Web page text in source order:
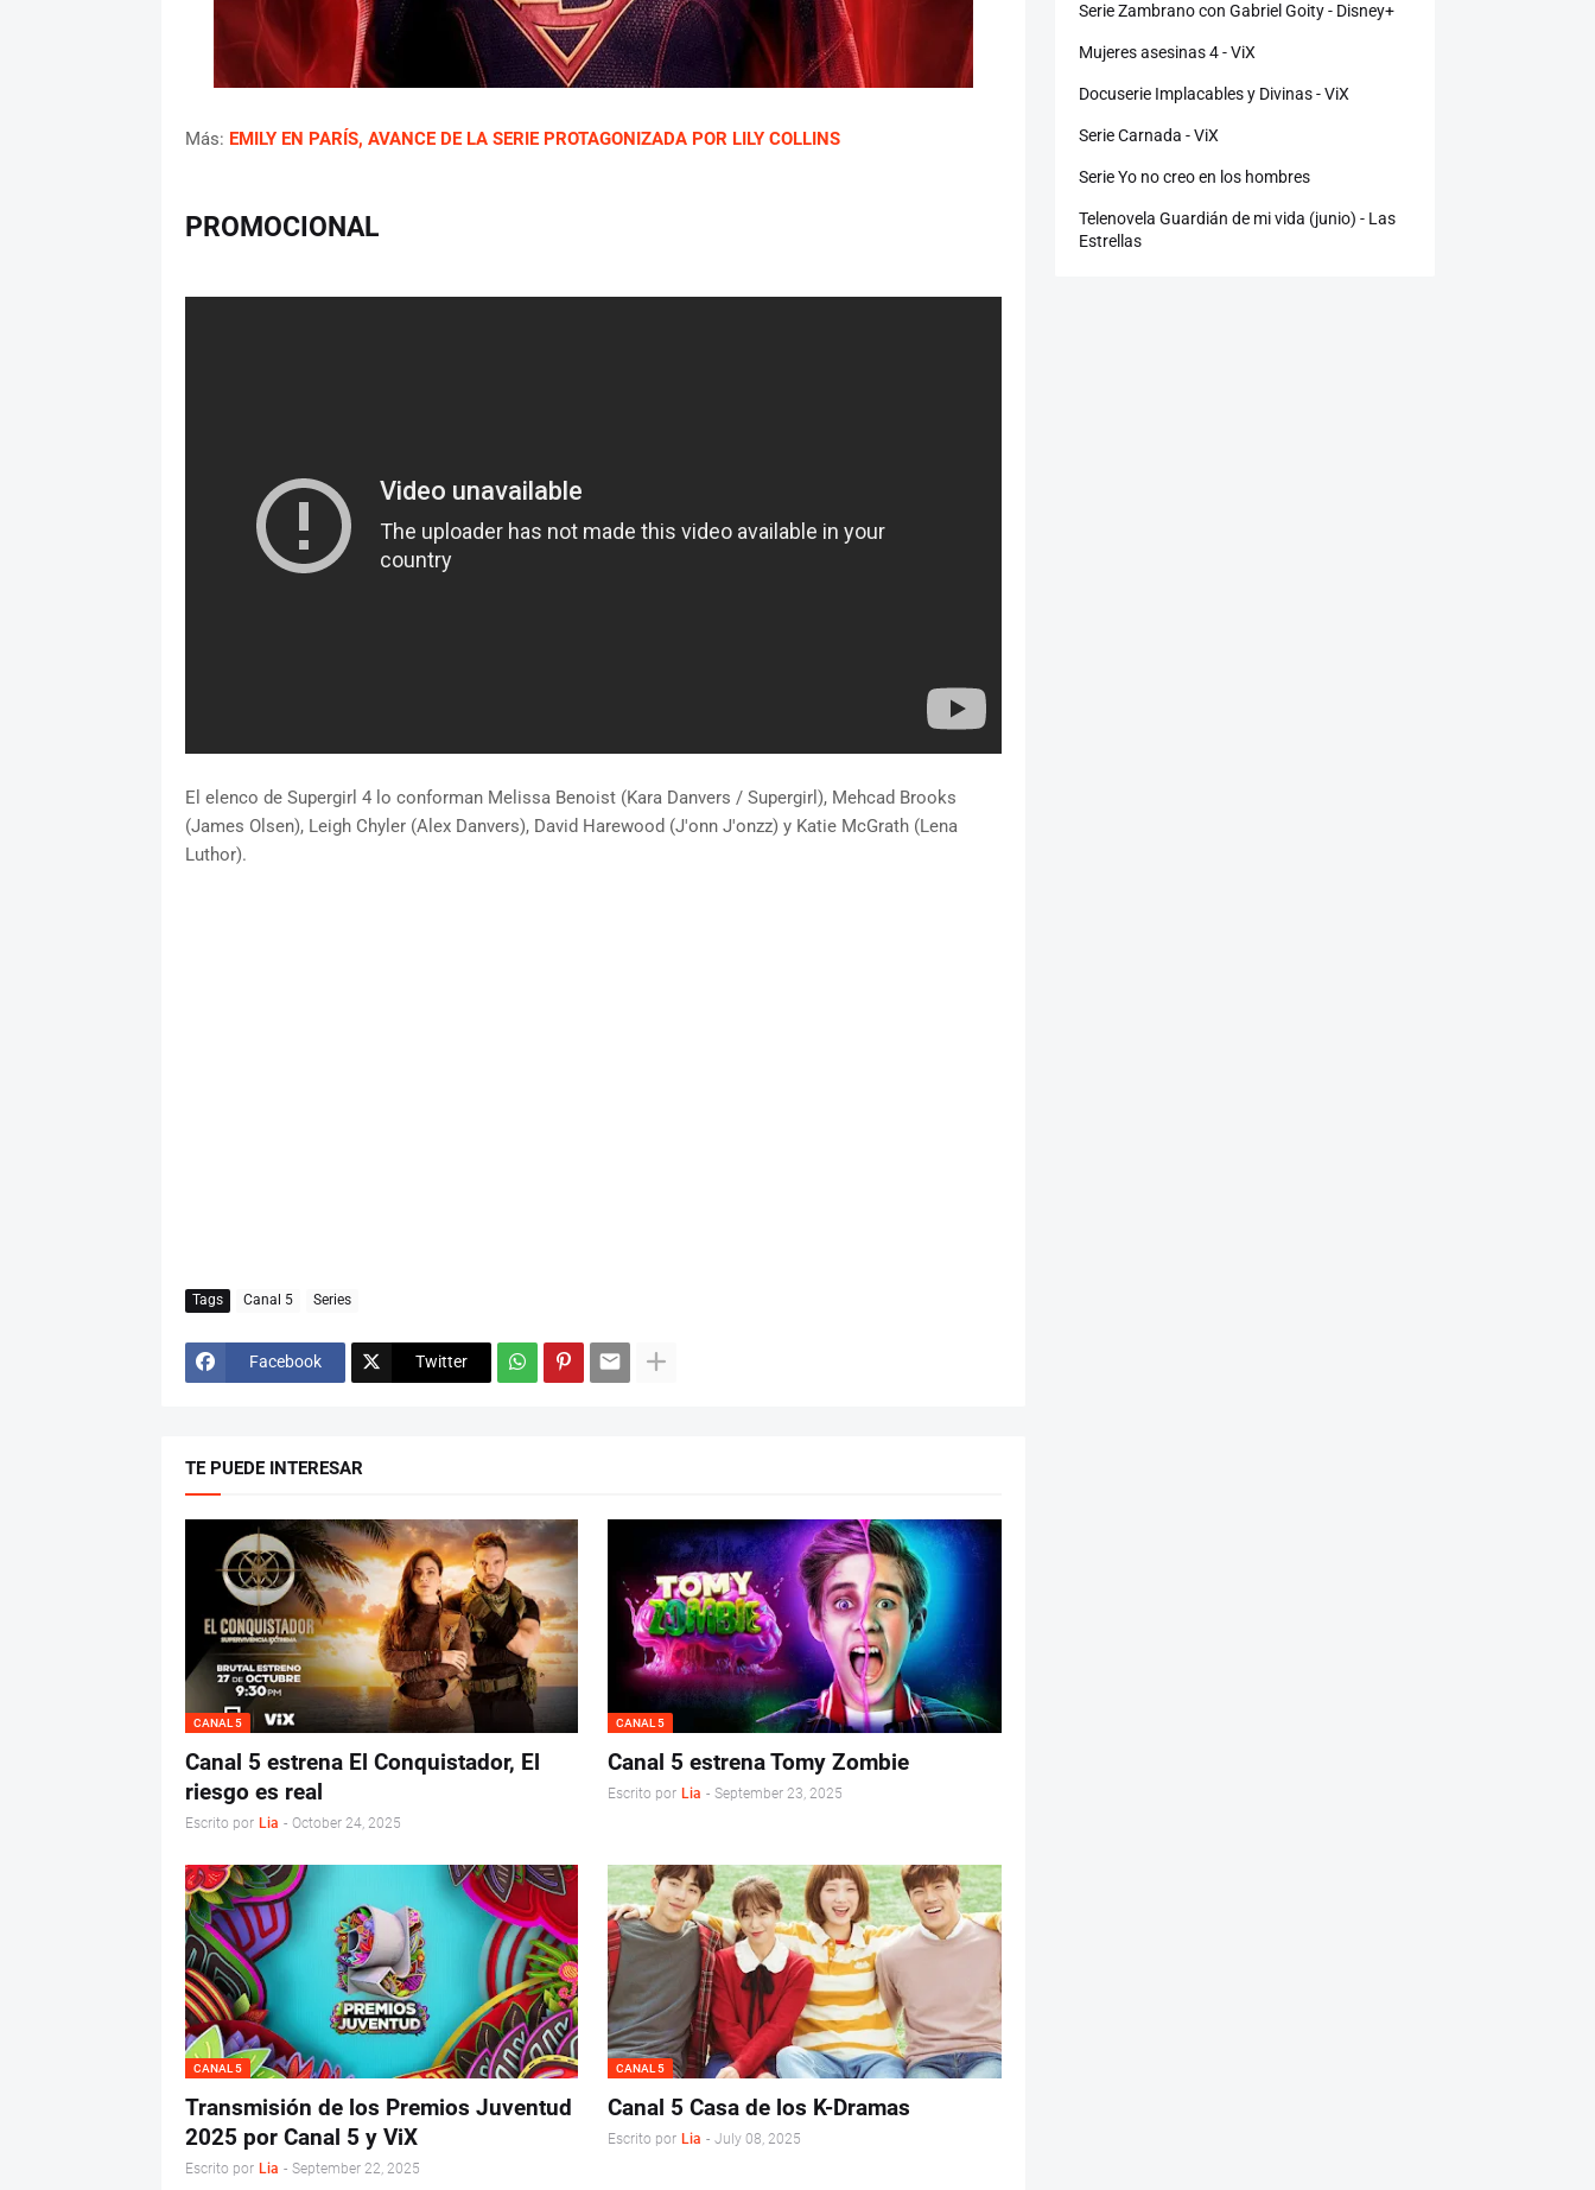
Más: EMILY EN PARÍS, AVANCE DE LA SERIE PROTAGONIZADA POR LILY COLLINS
PROMOCIONAL
El elenco de Supergirl 4 lo conforman Melissa Benoist (Kara Danvers / Supergirl), Mehcad Brooks
(James Olsen), Leigh Chyler (Alex Danvers), David Harewood (J'onn J'onzz) y Katie McGrath (Lena
Luthor).
Tags Canal 5 Series
Facebook Twitter
TE PUEDE INTERESAR
CANAL 5
Canal 5 estrena El Conquistador, El
riesgo es real
Escrito por Lia - October 24, 2025
CANAL 5
Canal 5 estrena Tomy Zombie
Escrito por Lia - September 23, 2025
CANAL 5
Transmisión de los Premios Juventud
2025 por Canal 5 y ViX
Escrito por Lia - September 22, 2025
CANAL 5
Canal 5 Casa de los K-Dramas
Escrito por Lia - July 08, 2025
Serie Zambrano con Gabriel Goity - Disney+
Mujeres asesinas 4 - ViX
Docuserie Implacables y Divinas - ViX
Serie Carnada - ViX
Serie Yo no creo en los hombres
Telenovela Guardián de mi vida (junio) - Las
Estrellas